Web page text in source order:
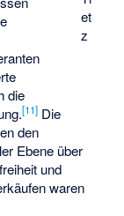
et
z
die
[11] Die
den
Ebene über
und
waren